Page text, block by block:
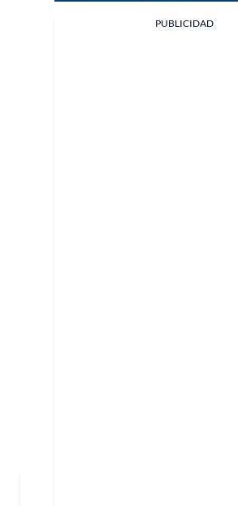
PUBLICIDAD